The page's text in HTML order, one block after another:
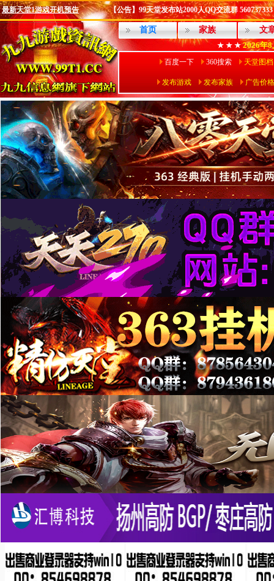
最新天堂1游戏开机预告 【公告】99天堂发布站2000人QQ交流群 560737333
首页 家族 文
★ ★ ★2026年
百度一下 360搜索 天堂图档
发布游戏 发布家族 广告价格